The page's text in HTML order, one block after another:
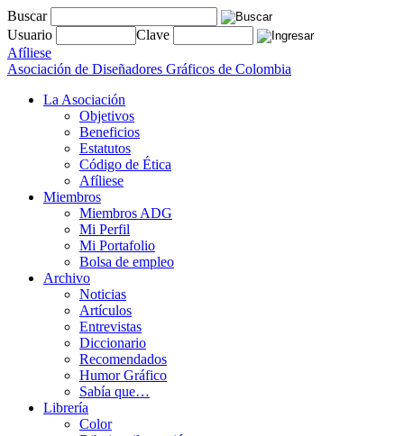
Buscar
Usuario
Clave
Afíliese
Asociación de Diseñadores Gráficos de Colombia
La Asociación
Objetivos
Beneficios
Estatutos
Código de Ética
Afíliese
Miembros
Miembros ADG
Mi Perfil
Mi Portafolio
Bolsa de empleo
Archivo
Noticias
Artículos
Entrevistas
Diccionario
Recomendados
Humor Gráfico
Sabía que…
Librería
Color